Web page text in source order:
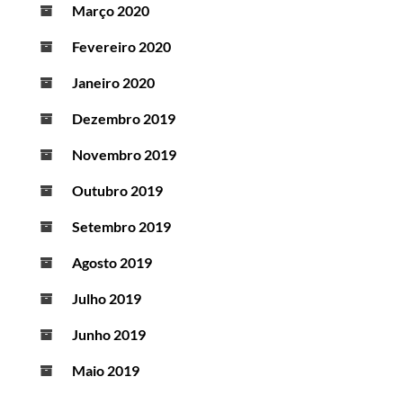
Março 2020
Fevereiro 2020
Janeiro 2020
Dezembro 2019
Novembro 2019
Outubro 2019
Setembro 2019
Agosto 2019
Julho 2019
Junho 2019
Maio 2019